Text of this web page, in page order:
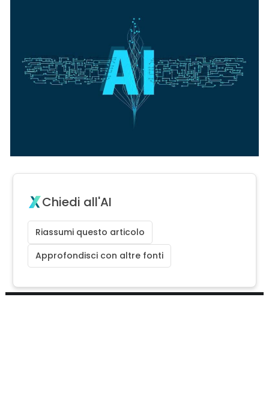
Chiedi all'AI
Riassumi questo articolo
Approfondisci con altre fonti